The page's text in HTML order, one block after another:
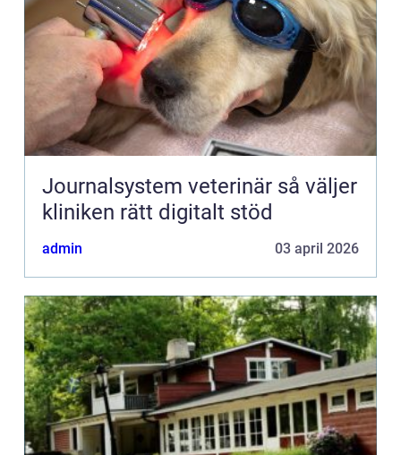
Journalsystem veterinär så väljer
kliniken rätt digitalt stöd
admin 03 april 2026